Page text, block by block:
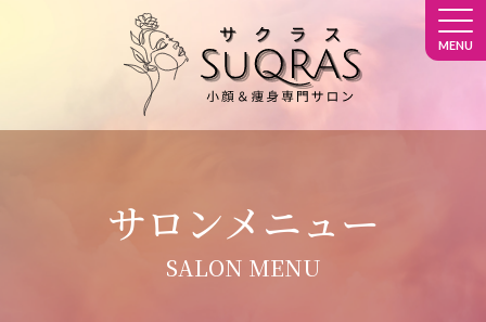
サロンメニュー
SALON MENU
MENU